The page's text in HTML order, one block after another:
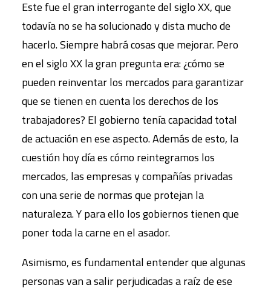
Este fue el gran interrogante del siglo XX, que
todavía no se ha solucionado y dista mucho de
hacerlo. Siempre habrá cosas que mejorar. Pero
en el siglo XX la gran pregunta era: ¿cómo se
pueden reinventar los mercados para garantizar
que se tienen en cuenta los derechos de los
trabajadores? El gobierno tenía capacidad total
de actuación en ese aspecto. Además de esto, la
cuestión hoy día es cómo reintegramos los
mercados, las empresas y compañías privadas
con una serie de normas que protejan la
naturaleza. Y para ello los gobiernos tienen que
poner toda la carne en el asador.
Asimismo, es fundamental entender que algunas
personas van a salir perjudicadas a raíz de ese